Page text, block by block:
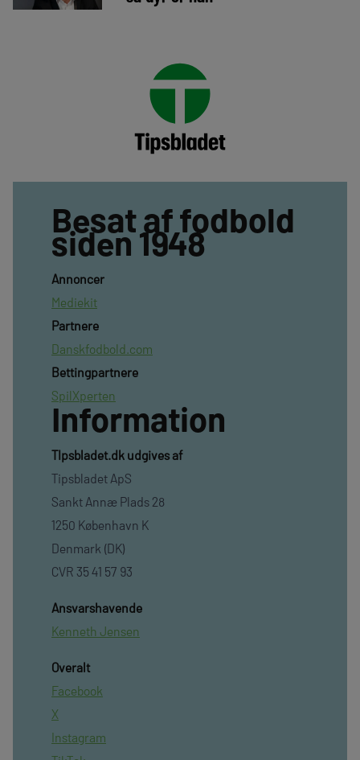
Besat af fodbold
siden 1948
Annoncer
Mediekit
Partnere
Danskfodbold.com
Bettingpartnere
SpilXperten
Information
TIpsbladet.dk udgives af
Tipsbladet ApS
Sankt Annæ Plads 28
1250 København K
Denmark (DK)
CVR 35 41 57 93
Ansvarshavende
Kenneth Jensen
Overalt
Facebook
X
Instagram